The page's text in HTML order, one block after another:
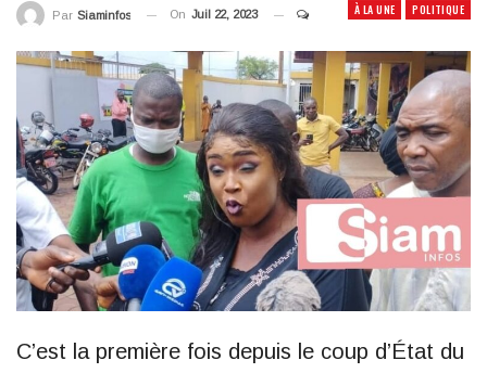
À LA UNE POLITIQUE
Par Siaminfos On Juil 22, 2023
C’est la première fois depuis le coup d’État du